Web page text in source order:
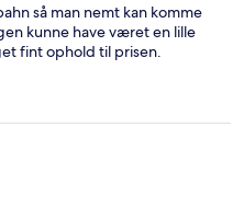
så man nemt kan komme
kunne have været en lille
fint ophold til prisen.